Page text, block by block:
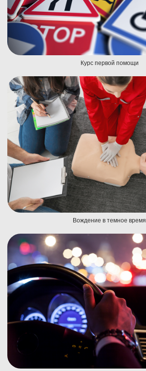
Курс первой помощи
Вождение в темное время